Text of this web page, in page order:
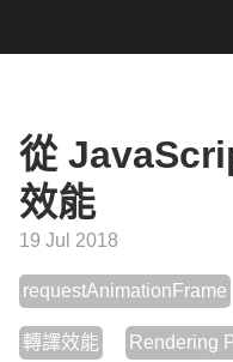
從
效能
19 Jul 2018
requestAnimationFrame
轉譯效能 Rendering